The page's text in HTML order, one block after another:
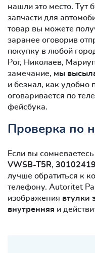
нашли это место. Тут
запчасти для
товар вы можете
заранее оговорив
покупку в любой
Рог, Николаев,
замечание, мы
и безнал, как удобно
оговаривается по
фейсбука.
Проверка по
Если вы
VWSB-T5R,
лучше обратиться к
телефону. Autoritet
изображения втулки
внутренняя и